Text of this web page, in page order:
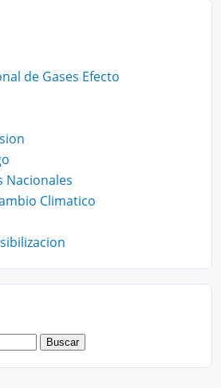
de Gases Efecto
Nacionales
Climatico